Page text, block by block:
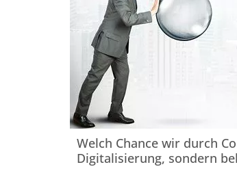
Welch Chance wir durch
Digitalisierung, sondern